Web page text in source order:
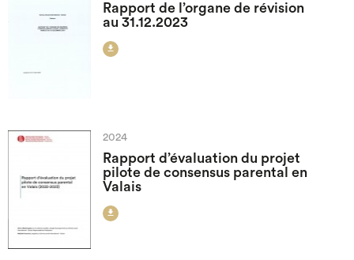
Rapport de l’organe de révision
au 31.12.2023

2024
Rapport d’évaluation du projet
pilote de consensus parental en
Valais
